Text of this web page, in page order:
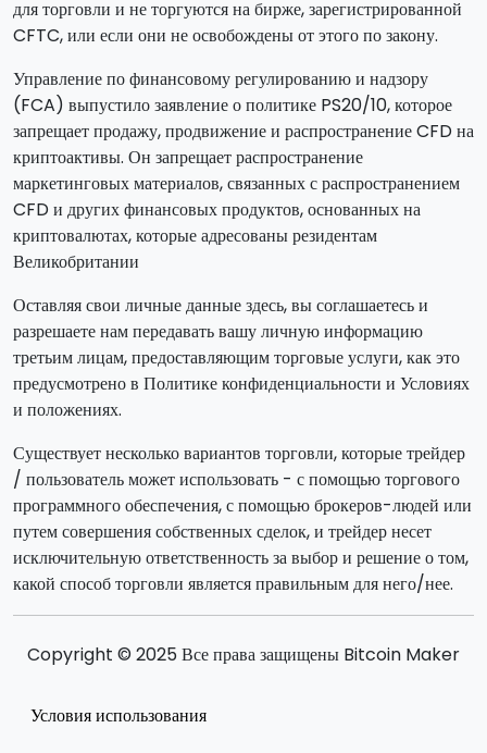
для торговли и не торгуются на бирже, зарегистрированной
CFTC, или если они не освобождены от этого по закону.
Управление по финансовому регулированию и надзору
(FCA) выпустило заявление о политике PS20/10, которое
запрещает продажу, продвижение и распространение CFD на
криптоактивы. Он запрещает распространение
маркетинговых материалов, связанных с распространением
CFD и других финансовых продуктов, основанных на
криптовалютах, которые адресованы резидентам
Великобритании
Оставляя свои личные данные здесь, вы соглашаетесь и
разрешаете нам передавать вашу личную информацию
третьим лицам, предоставляющим торговые услуги, как это
предусмотрено в Политике конфиденциальности и Условиях
и положениях.
Существует несколько вариантов торговли, которые трейдер
/ пользователь может использовать - с помощью торгового
программного обеспечения, с помощью брокеров-людей или
путем совершения собственных сделок, и трейдер несет
исключительную ответственность за выбор и решение о том,
какой способ торговли является правильным для него/нее.
Copyright © 2025 Все права защищены Bitcoin Maker
Условия использования